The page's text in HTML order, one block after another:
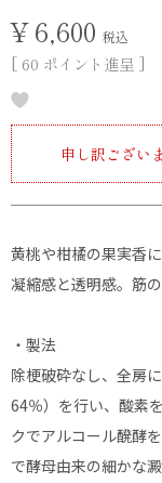
¥ 6,600 税込
[ 60 ポイント進呈 ]
申し訳ござい
黄桃や柑橘の果実香
凝縮感と透明感。筋
・製法
除梗破砕なし、全房
64％）を行い、酸素
クでアルコール醗酵
で酵母由来の細かな